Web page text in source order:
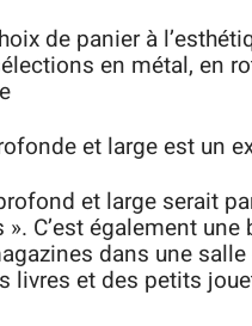
de panier à
en métal, en
et large est un
et large serait
C’est également
dans une
livres et des petits